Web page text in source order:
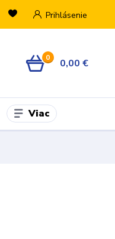
Prihlásenie
0 0,00 €
Viac